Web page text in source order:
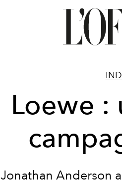
Loewe :
Jonathan Anderson